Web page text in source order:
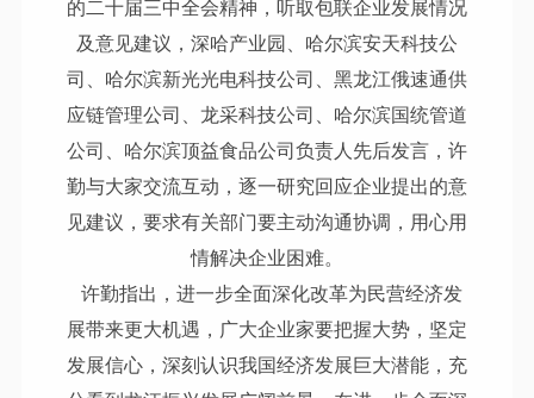
的二十届三中全会精神，听取包联企业发展情况
及意见建议，深哈产业园、哈尔滨安天科技公
司、哈尔滨新光光电科技公司、黑龙江俄速通供
应链管理公司、龙采科技公司、哈尔滨国统管道
公司、哈尔滨顶益食品公司负责人先后发言，许
勤与大家交流互动，逐一研究回应企业提出的意
见建议，要求有关部门要主动沟通协调，用心用
情解决企业困难。
许勤指出，进一步全面深化改革为民营经济发
展带来更大机遇，广大企业家要把握大势，坚定
发展信心，深刻认识我国经济发展巨大潜能，充